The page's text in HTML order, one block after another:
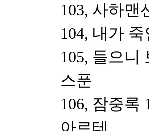
103, 사하맨
104, 내가
105, 들으니
스푼
106, 잠중록